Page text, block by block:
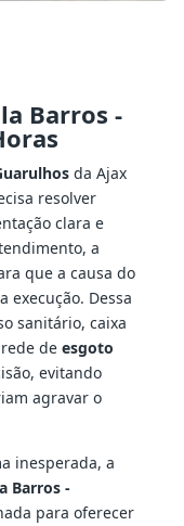
Barros -
da Ajax
resolver
clara e
a
que a causa do
execução. Dessa
sanitário, caixa
de esgoto
evitando
agravar o
inesperada, a
Barros -
para oferecer